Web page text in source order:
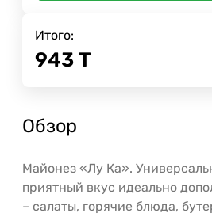
Итого:
943 Т
Обзор
Майонез «Лу Ка».
приятный вкус идеально
– салаты, горячие блюда,